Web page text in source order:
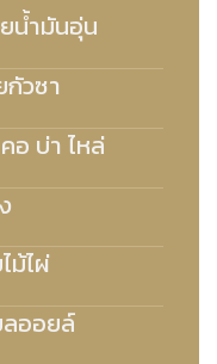
น้ำมันอุ่น
วซา
อ บ่า ไหล่
ม้ไผ่
ลออยล์